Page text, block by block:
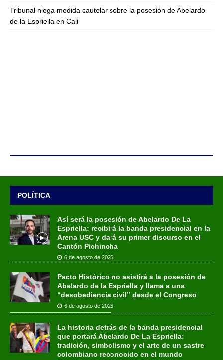
Tribunal niega medida cautelar sobre la posesión de Abelardo
de la Espriella en Cali
POLÍTICA
Así será la posesión de Abelardo De La
Espriella: recibirá la banda presidencial en la
Arena USC y dará su primer discurso en el
Cantón Pichincha
6 de agosto de 2026
Pacto Histórico no asistirá a la posesión de
Abelardo de la Espriella y llama a una
“desobediencia civil” desde el Congreso
6 de agosto de 2026
La historia detrás de la banda presidencial
que portará Abelardo De La Espriella:
tradición, simbolismo y el arte de un sastre
colombiano reconocido en el mundo